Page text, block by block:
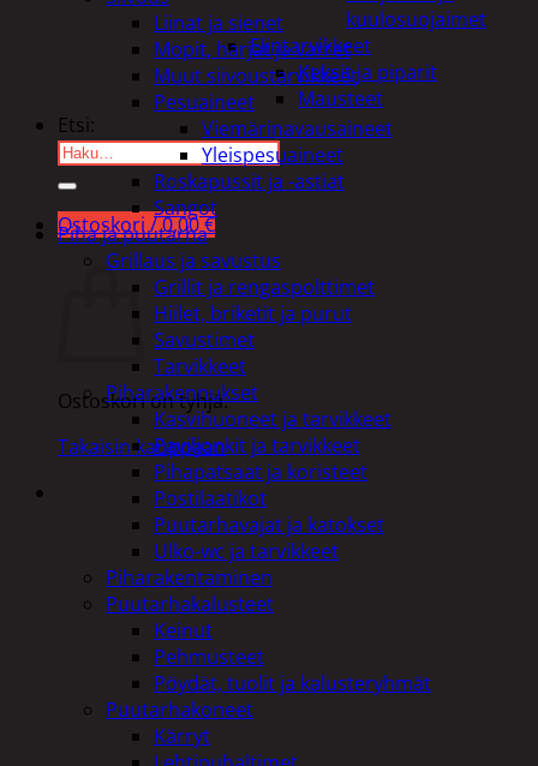
kuulosuojaimet
Elintarvikkeet
Keksit ja piparit
Mausteet
Etsi:
Ostoskori /0,00€
Ostoskori
Ostoskori on tyhjä.
Takaisin kauppaan
Liinat ja sienet
Mopit, harjat ja varret
Muut siivoustarvikkeet
Pesuaineet
Viemärinavausaineet
Yleispesuaineet
Roskapussit ja -astiat
Sangot
Piha ja puutarha
Grillaus ja savustus
Grillit ja rengaspolttimet
Hiilet, briketit ja purut
Savustimet
Tarvikkeet
Piharakennukset
Kasvihuoneet ja tarvikkeet
Paviljonkit ja tarvikkeet
Pihapatsaat ja koristeet
Postilaatikot
Puutarhavajat ja katokset
Ulko-wc ja tarvikkeet
Piharakentaminen
Puutarhakalusteet
Keinut
Pehmusteet
Pöydät, tuolit ja kalusteryhmät
Puutarhakoneet
Kärryt